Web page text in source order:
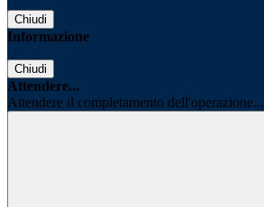
Chiudi
Informazione
Chiudi
Attendere...
Attendere il completamento dell'operazione...